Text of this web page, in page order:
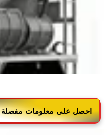
احصل على معلومات مفصلة